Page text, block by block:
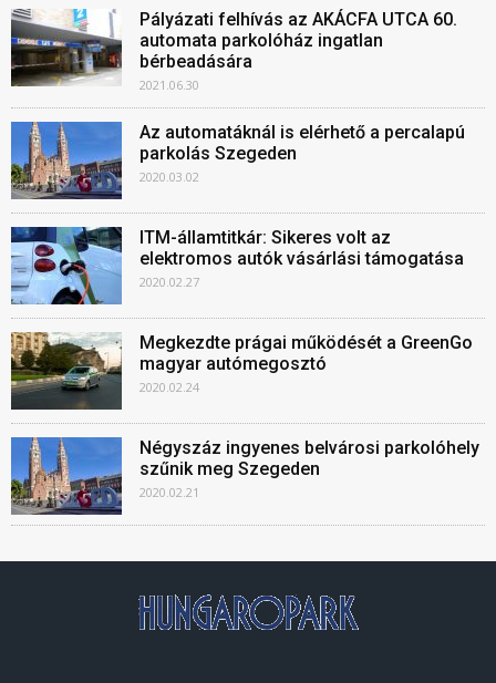
Pályázati felhívás az AKÁCFA UTCA 60.
automata parkolóház ingatlan
bérbeadására
2021.06.30
Az automatáknál is elérhető a percalapú
parkolás Szegeden
2020.03.02
ITM-államtitkár: Sikeres volt az
elektromos autók vásárlási támogatása
2020.02.27
Megkezdte prágai működését a GreenGo
magyar autómegosztó
2020.02.24
Négyszáz ingyenes belvárosi parkolóhely
szűnik meg Szegeden
2020.02.21